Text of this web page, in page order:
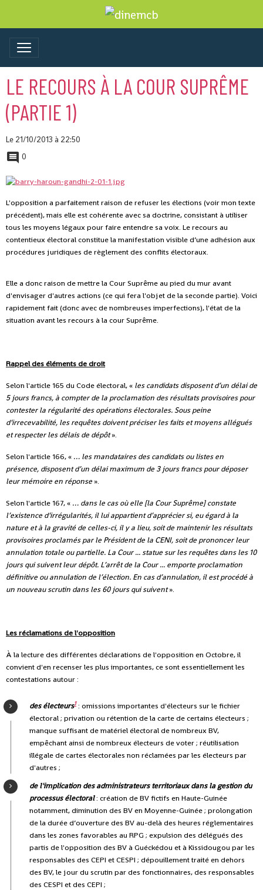
LE RECOURS À LA COUR SUPRÊME
(PARTIE 1)
Le 21/10/2013 à 22:50
0
L'opposition a parfaitement raison de refuser les élections (voir mon texte
précédent), mais elle est cohérente avec sa doctrine, consistant à utiliser
tous les moyens légaux pour faire entendre sa voix. Le recours au
contentieux électoral constitue la manifestation visible d’une adhésion aux
procédures juridiques de règlement des conflits électoraux.
Elle a donc raison de mettre la Cour Suprême au pied du mur avant
d'envisager d'autres actions (ce qui fera l'objet de la seconde partie). Voici
rapidement fait (donc avec de nombreuses imperfections), l'état de la
situation avant les recours à la cour Suprême.
Rappel des éléments de droit
Selon l'article 165 du Code électoral, « les candidats disposent d’un délai de
5 jours francs, à compter de la proclamation des résultats provisoires pour
contester la régularité des opérations électorales. Sous peine
d’irrecevabilité, les requêtes doivent préciser les faits et moyens allégués
et respecter les délais de dépôt».
Selon l'article 166, « … les mandataires des candidats ou listes en
présence, disposent d’un délai maximum de 3 jours francs pour déposer
leur mémoire en réponse ».
Selon l'article 167, « … dans le cas où elle [la Cour Suprême] constate
l’existence d’irrégularités, il lui appartient d’apprécier si, eu égard à la
nature et à la gravité de celles-ci, il y a lieu, soit de maintenir les résultats
provisoires proclamés par le Président de la CENI, soit de prononcer leur
annulation totale ou partielle. La Cour ... statue sur les requêtes dans les 10
jours qui suivent leur dépôt. L’arrêt de la Cour ... emporte proclamation
définitive ou annulation de l’élection. En cas d’annulation, il est procédé à
un nouveau scrutin dans les 60 jours qui suivent».
Les réclamations de l'opposition
À la lecture des différentes déclarations de l'opposition en Octobre, il
convient d'en recenser les plus importantes, ce sont essentiellement les
contestations autour :
des électeurs1 : omissions importantes d'électeurs sur le fichier
électoral ; privation ou rétention de la carte de certains électeurs ;
manque suffisant de matériel électoral de nombreux BV,
empêchant ainsi de nombreux électeurs de voter ; réutilisation
illégale de cartes électorales non réclamées par les électeurs par
d'autres ;
de l'implication des administrateurs territoriaux dans la gestion du
processus électoral: création de BV fictifs en Haute-Guinée
notamment, diminution des BV en Moyenne-Guinée ; prolongation
de la durée d’ouverture des BV au-delà des heures réglementaires
dans les zones favorables au RPG ; expulsion des délégués des
partis de l'opposition des BV à Guéckédou et à Kissidougou par les
responsables des CEPI et CESPI ; dépouillement traité en dehors
des BV, le jour du scrutin par des fonctionnaires, des responsables
des CESPI et des CEPI ;